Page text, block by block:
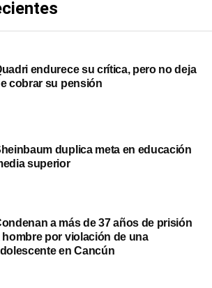
endurece su crítica, pero no deja
cobrar su pensión
duplica meta en educación
superior
a más de 37 años de prisión
hombre por violación de una
en Cancún